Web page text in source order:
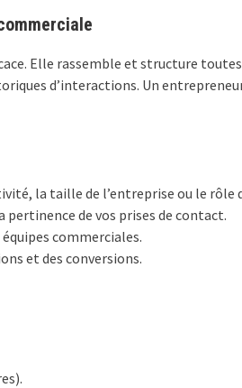
Elle rassemble et structure
d’interactions. Un
la taille de l’entreprise ou le rôle
pertinence de vos prises de contact.
commerciales.
et des conversions.